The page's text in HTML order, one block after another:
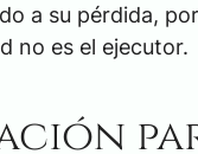
a su pérdida,
no es el ejecutor.